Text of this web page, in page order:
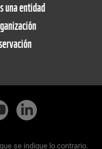
una entidad
se indique lo contrario.